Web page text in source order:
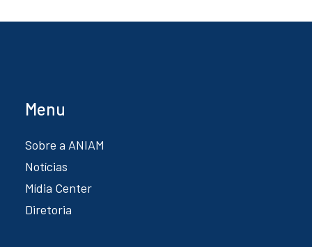
Menu
Sobre a ANIAM
Notícias
Mídia Center
Diretoria